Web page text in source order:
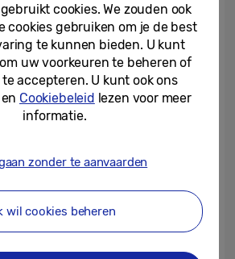
van 240 Hz en GtG-
0,03 ms maken van de
G8 een gamingmonitor met
snelle en soepele
biedt. Het ondersteunt
om haperen, tearing en
zorgen er samen voor
vlot en responsief wordt.
cookies. We zouden ook
cookies gebruiken om je de best
te kunnen bieden. U kunt
uw voorkeuren te beheren of
accepteren. U kunt ook ons
en Cookiebeleid lezen voor meer
informatie.
zonder te aanvaarden
wil cookies beheren